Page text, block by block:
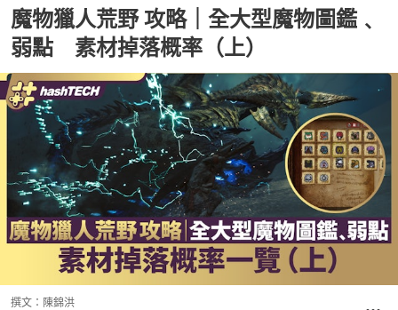
魔物獵人荒野 攻略｜全大型魔物圖鑑﹑
弱點 素材掉落概率（上）
撰文： 陳錦洪